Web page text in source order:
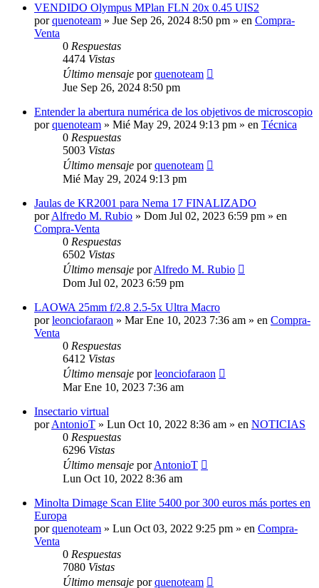
VENDIDO Olympus MPlan FLN 20x 0.45 UIS2
porquenoteam » Jue Sep 26, 2024 8:50 pm » en Compra-
Venta
0 Respuestas
4474 Vistas
Último mensaje porquenoteam
Jue Sep 26, 2024 8:50 pm
Entender la abertura numérica de los objetivos de microscopio
porquenoteam » Mié May 29, 2024 9:13 pm » en Técnica
0 Respuestas
5003 Vistas
Último mensaje porquenoteam
Mié May 29, 2024 9:13 pm
Jaulas de KR2001 para Nema 17 FINALIZADO
porAlfredo M. Rubio » Dom Jul 02, 2023 6:59 pm » en
Compra-Venta
0 Respuestas
6502 Vistas
Último mensaje porAlfredo M. Rubio
Dom Jul 02, 2023 6:59 pm
LAOWA 25mm f/2.8 2.5-5x Ultra Macro
porleonciofaraon » Mar Ene 10, 2023 7:36 am » en Compra-
Venta
0 Respuestas
6412 Vistas
Último mensaje porleonciofaraon
Mar Ene 10, 2023 7:36 am
Insectario virtual
porAntonioT » Lun Oct 10, 2022 8:36 am » en NOTICIAS
0 Respuestas
6296 Vistas
Último mensaje porAntonioT
Lun Oct 10, 2022 8:36 am
Minolta Dimage Scan Elite 5400 por 300 euros más portes en
Europa
porquenoteam » Lun Oct 03, 2022 9:25 pm » en Compra-
Venta
0 Respuestas
7080 Vistas
Último mensaje porquenoteam